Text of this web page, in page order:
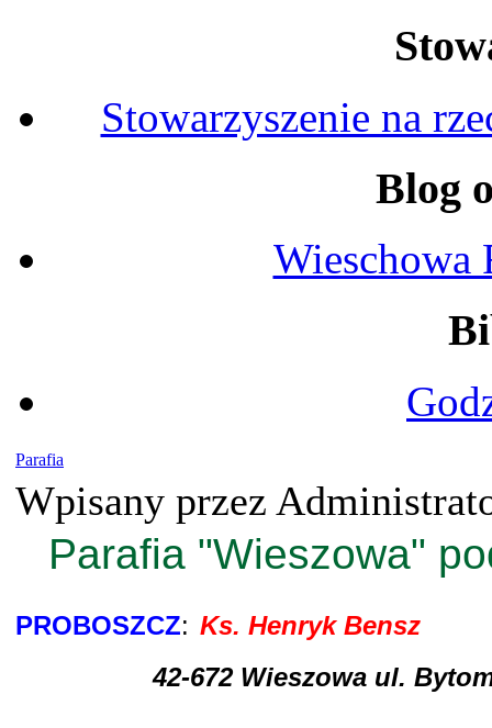
Stowarzyszenie na
Blog
Wieschowa
Parafia
Wpisany przez
Parafia "Wieszowa"
PROBOSZCZ: Ks. Henryk Bensz
42-672 Wieszowa ul.